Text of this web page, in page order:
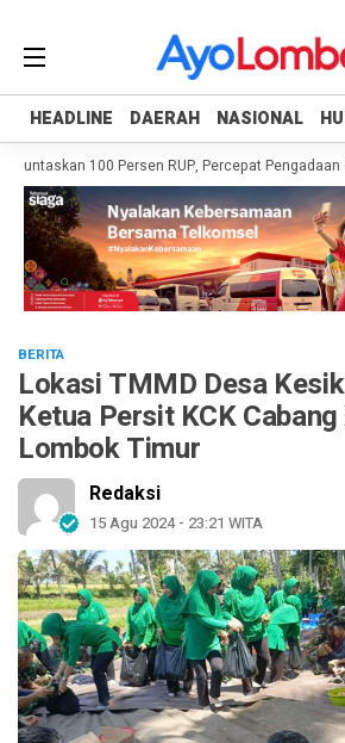
HEADLINE DAERAH NASIONAL
HEADLINE DAERAH NASIONAL
100 Persen RUP, Percepat Pengadaan
BERITA
Lokasi TMMD Desa
Ketua Persit KCK Cabang
Lombok Timur
Redaksi
15 Agu 2024 - 23:21 WITA